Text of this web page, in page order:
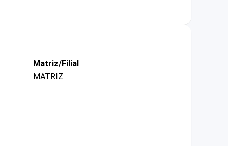
Matriz/Filial
MATRIZ